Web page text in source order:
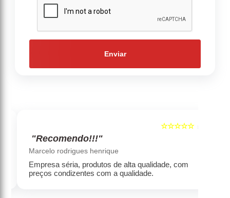
Enviar
5
☆☆☆☆☆
"Recomendo!!!"
Marcelo rodrigues henrique
Empresa séria, produtos de alta qualidade, com
preços condizentes com a qualidade.